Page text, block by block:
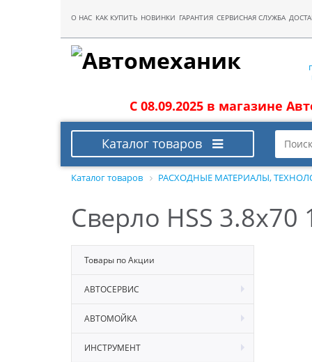
О НАС КАК КУПИТЬ НОВИНКИ ГАРАНТИЯ СЕРВИСНАЯ СЛУЖБА
С 08.09.2025 в магазине
Каталог товаров
Каталог товаров РАСХОДНЫЕ МАТЕРИАЛЫ,
Сверло HSS
Товары по Акции
АВТОСЕРВИС
АВТОМОЙКА
ИНСТРУМЕНТ